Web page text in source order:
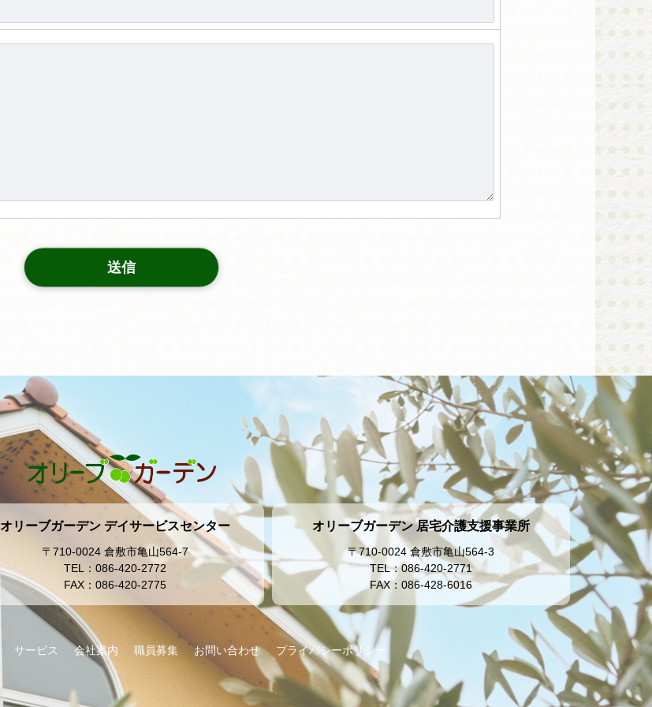
オリーブガーデン デイサービスセンター
〒710-0024 倉敷市亀山564-7
TEL：086-420-2772
FAX：086-420-2775
オリーブガーデン 居宅介護支援事業所
〒710-0024 倉敷市亀山564-3
TEL：086-420-2771
FAX：086-428-6016
サービス 会社案内 職員募集 お問い合わせ プライバシーポリシー